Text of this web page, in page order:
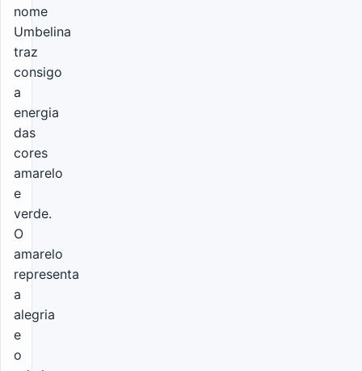
nome
Umbelina
traz
consigo
a
energia
das
cores
amarelo
e
verde.
O
amarelo
representa
a
alegria
e
o